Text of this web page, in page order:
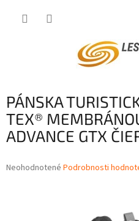
PÁNSKA
TEX®
ADVANCE GTX
Priemerné
Neohodnotené Podrobnosti